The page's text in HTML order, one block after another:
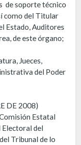
de soporte técnico
como del Titular
Estado, Auditores
de este órgano;
Jueces,
del Poder
DE 2008)
Estatal
Electoral del
Tribunal de lo